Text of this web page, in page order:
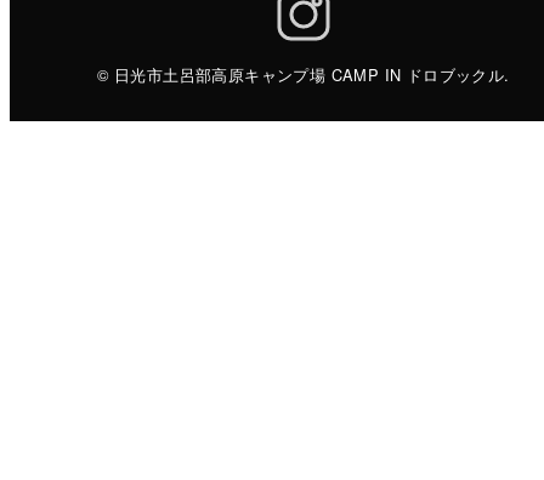
© 日光市土呂部高原キャンプ場 CAMP IN ドロブックル.